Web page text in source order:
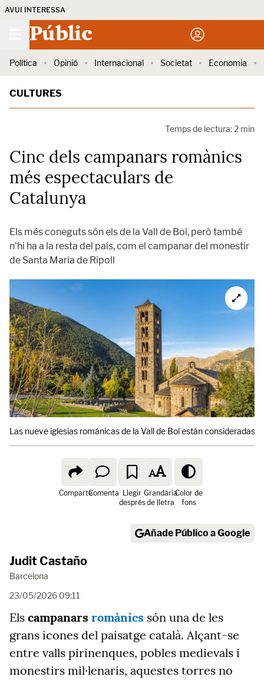
AVUI INTERESSA
Públic
Política Opinió Internacional Societat Economia
CULTURES
Temps de lectura: 2 min
Cinc dels campanars romànics
més espectaculars de
Catalunya
Els més coneguts són els de la Vall de Boí, però també
n'hi ha a la resta del país, com el campanar del monestir
de Santa Maria de Ripoll
Las nueve iglesias románicas de la Vall de Boí están consideradas
ComparteComenta Llegir
després
Grandària
de lletra
Color de
fons
Añade Público a Google
Judit Castaño
Barcelona
23/05/2026 09:11
Els campanars romànics són una de les
grans icones del paisatge català. Alçant-se
entre valls pirinenques, pobles medievals i
monestirs mil·lenaris, aquestes torres no